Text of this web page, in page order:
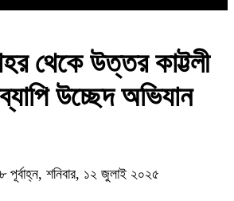
থেকে উত্তর কাট্টলী
উচ্ছেদ অভিযান
শনিবার, ১২ জুলাই ২০২৫